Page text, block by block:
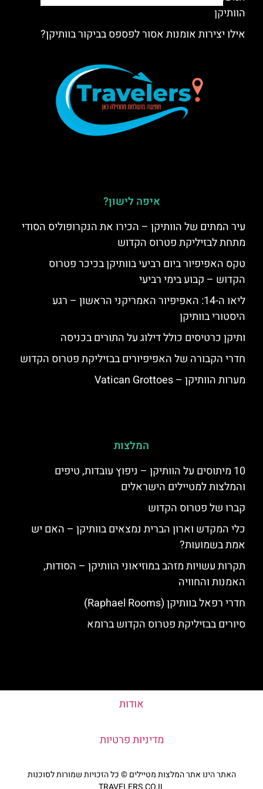
הוותיקן
אילו יצירות אומנות אסור לפספס בביקור בוותיקן?
איפה לישון?
עיר המתים של הוותיקן – הכירו את הנקרופוליס הסודי
מתחת לבזיליקת פטרוס הקדוש
טקס האפיפיור ביום רביעי בוותיקן בכיכר פטרוס
הקדוש – קבוע בימי רביעי
ליאו ה-14: האפיפיור האמריקני הראשון – רגע
היסטורי בוותיקן
ותיקן כרטיסים כולל דילוג על התורים בכניסה
חדרי הקבורה של האפיפיורים בבזיליקת פטרוס הקדוש
מערות הוותיקן – Vatican Grottoes
המלצות
10 מיתוסים על הוותיקן – ניפוץ עובדות, טיפים
והמלצות למטיילים הישראלים
קברו של פטרוס הקדוש
כלי המקדש וארון הברית נמצאים בוותיקן – האם יש
אמת בשמועות?
תקרות עשויות מזהב במוזיאוני הוותיקן – הסודות,
האמנות והחוויה
חדרי רפאל בוותיקן (Raphael Rooms)
סיורים בבזיליקת פטרוס הקדוש ברומא
אודות
מדיניות פרטיות
האתר הינו אתר המלצות מטיילים © כל הזכויות שמורות לסוכנות